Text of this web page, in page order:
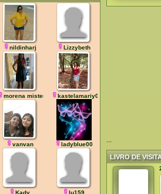
nildinharj Lizzybeth
morena misterios kastelamariy045
vanvan ladyblue00
Kady lu159
...
LIVRO DE